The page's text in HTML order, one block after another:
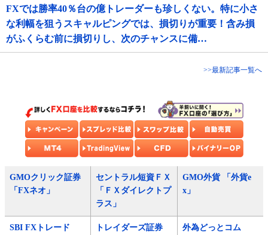
FXでは勝率40％台の億トレーダーも珍しくない。特に小さ
な利幅を狙うスキャルピングでは、損切りが重要！含み損
がふくらむ前に損切りし、次のチャンスに備…
>>最新記事一覧へ
GMOクリック証券
「FXネオ」
セントラル短資ＦＸ
「ＦＸダイレクトプ
ラス」
GMO外貨 「外貨e
x」
SBI FXトレード
トレイダーズ証券
外為どっとコム